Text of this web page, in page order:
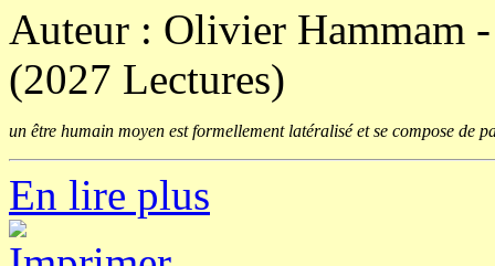
Auteur : Olivier Hammam
(2027 Lectures)
un être humain moyen est formellement latéralisé et se compose
En lire plus